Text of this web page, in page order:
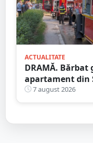
ACTUALITATE
DRAMĂ.
apartament din
spart ușa
7 august 2026